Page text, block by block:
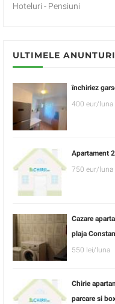
Hoteluri - Pensiuni
ULTIMELE
închiriez
400 eur/luna
Apartament
750 eur/luna
Cazare
plaja
550 lei/luna
Chirie
parcare si